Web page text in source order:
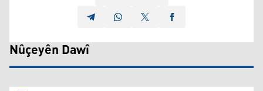
Nûçeyên Dawî